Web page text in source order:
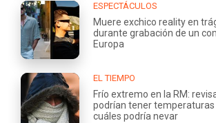
ESPECTÁCULOS
Muere exchico reality en
durante grabación de un
Europa
EL TIEMPO
Frío extremo en la RM:
podrían tener temperaturas
cuáles podría nevar